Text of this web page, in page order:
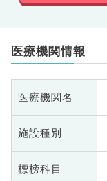
医療機関情報
医療機関名
施設種別
標榜科目